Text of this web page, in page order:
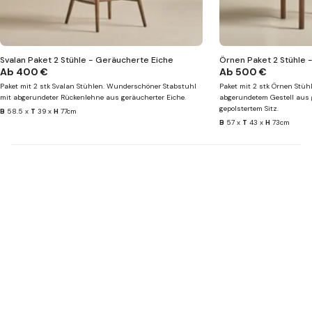
Svalan Paket 2 Stühle - Geräucherte Eiche
Ab 400 €
Paket mit 2 stk Svalan Stühlen. Wunderschöner Stabstuhl
mit abgerundeter Rückenlehne aus geräucherter Eiche.
B 58.5 x T 39 x H 77cm
Örnen Paket 2 Stühle
Ab 500 €
Paket mit 2 stk Örnen
abgerundetem Gestell
gepolstertem Sitz.
B 57 x T 43 x H 73cm